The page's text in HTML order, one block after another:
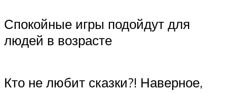
Спокойные игры подойдут для
людей в возрасте
Кто не любит сказки?! Наверное,